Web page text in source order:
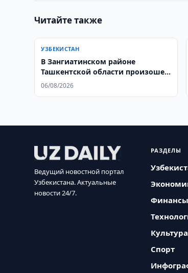
Читайте также
УЗБЕКИСТАН
В Зангиатинском районе
Ташкентской области произошел
пожар в магазине
06/08/2026
Ведущий новостной портал
Узбекистана. Актуальные
новости 24/7.
РАЗДЕЛЫ
Финансы
Культура
Спорт